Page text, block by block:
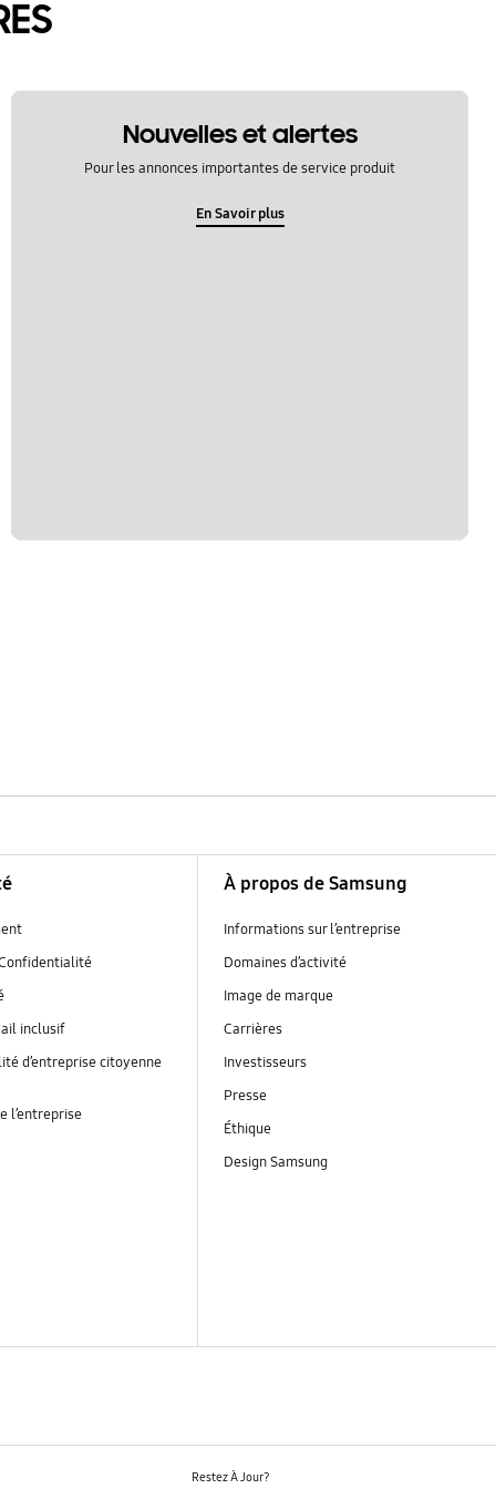
Nouvelles et alertes
Pour les annonces importantes de service produit
En Savoir plus
inclusif
d’entreprise citoyenne
l’entreprise
À propos de Samsung
Informations sur l’entreprise
Domaines d’activité
Image de marque
Carrières
Investisseurs
Presse
Éthique
Design Samsung
Restez À Jour?